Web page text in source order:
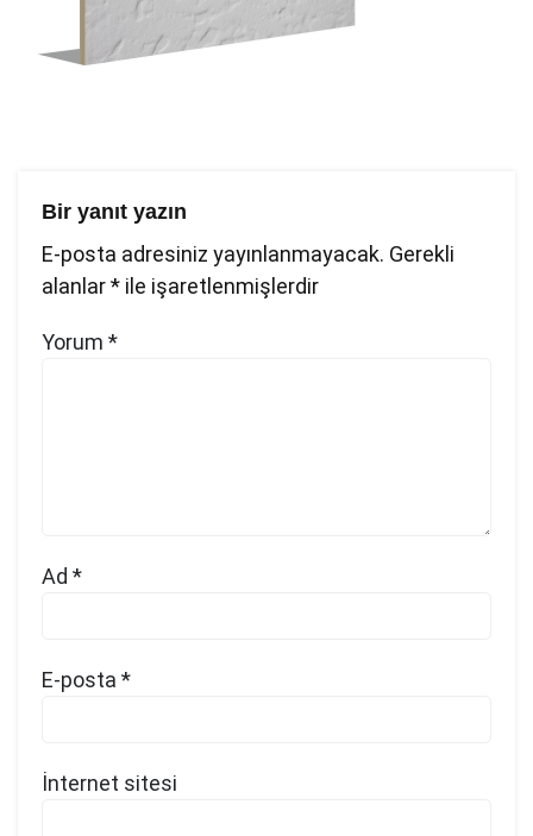
Bir yanıt yazın
E-posta adresiniz yayınlanmayacak. Gerekli
alanlar* ile işaretlenmişlerdir
Yorum *
Ad *
E-posta *
İnternet sitesi